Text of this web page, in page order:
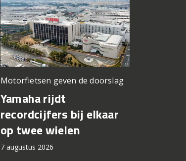
Motorfietsen geven de doorslag
Yamaha rijdt
recordcijfers bij elkaar
op twee wielen
7 augustus 2026